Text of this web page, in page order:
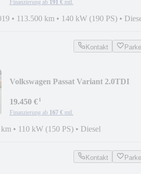
Finanzierung ab 191 € mtl.
• 113.500 km • 140 kW (190 PS) •
Kontakt
Volkswagen Passat Variant 2.0TDI
19.450 €¹
Finanzierung ab 167 € mtl.
• 110 kW (150 PS) • Diesel
Kontakt